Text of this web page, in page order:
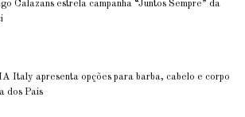
Calazans estrela campanha “Juntos Sempre” da
Italy apresenta opções para barba, cabelo e corpo
dos Pais